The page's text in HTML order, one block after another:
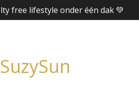
free lifestyle onder één dak 💚
SuzySun